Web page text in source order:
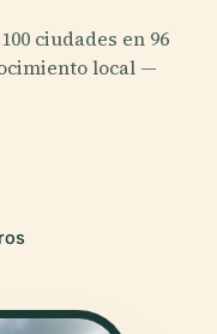
ciudades en 96
local —